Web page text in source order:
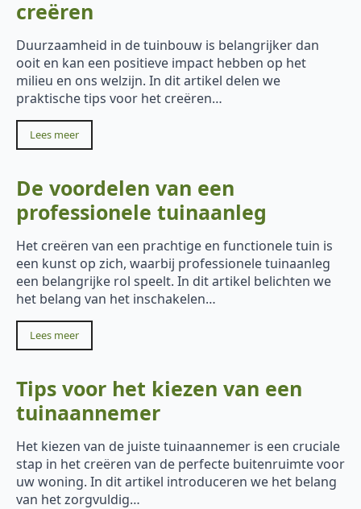
creëren
Duurzaamheid in de tuinbouw is belangrijker dan
ooit en kan een positieve impact hebben op het
milieu en ons welzijn. In dit artikel delen we
praktische tips voor het creëren…
Lees meer
De voordelen van een
professionele tuinaanleg
Het creëren van een prachtige en functionele tuin is
een kunst op zich, waarbij professionele tuinaanleg
een belangrijke rol speelt. In dit artikel belichten we
het belang van het inschakelen…
Lees meer
Tips voor het kiezen van een
tuinaannemer
Het kiezen van de juiste tuinaannemer is een cruciale
stap in het creëren van de perfecte buitenruimte voor
uw woning. In dit artikel introduceren we het belang
van het zorgvuldig…